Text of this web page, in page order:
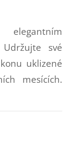
své
uklizené
mesících.